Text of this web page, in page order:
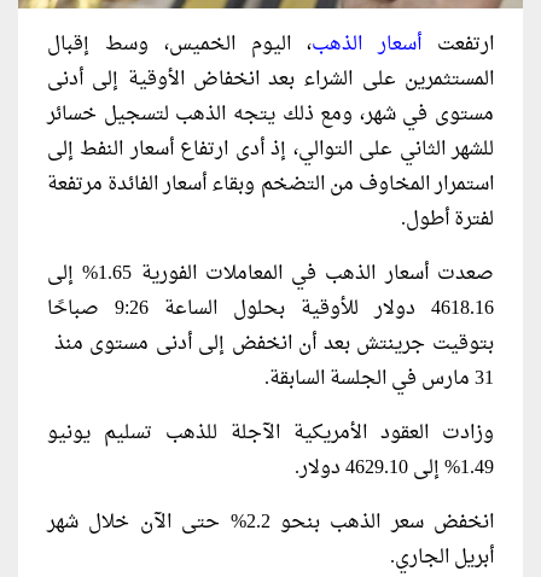
ارتفعت أسعار الذهب، اليوم الخميس، وسط إقبال
المستثمرين على الشراء بعد انخفاض الأوقية إلى أدنى
مستوى في شهر، ومع ذلك يتجه الذهب لتسجيل خسائر
للشهر الثاني على التوالي، إذ أدى ارتفاع ‌أسعار النفط إلى
استمرار المخاوف من التضخم وبقاء أسعار الفائدة مرتفعة
لفترة أطول.
صعدت أسعار الذهب في المعاملات الفورية 1.65% إلى
4618.16 دولار للأوقية بحلول الساعة 9:26 صباحًا
31 مارس في الجلسة السابقة.
وزادت العقود الأمريكية الآجلة للذهب ​تسليم يونيو
1.49% إلى 4629.10 دولار.
انخفض سعر الذهب بنحو 2.2% حتى الآن خلال شهر
أبريل الجاري.